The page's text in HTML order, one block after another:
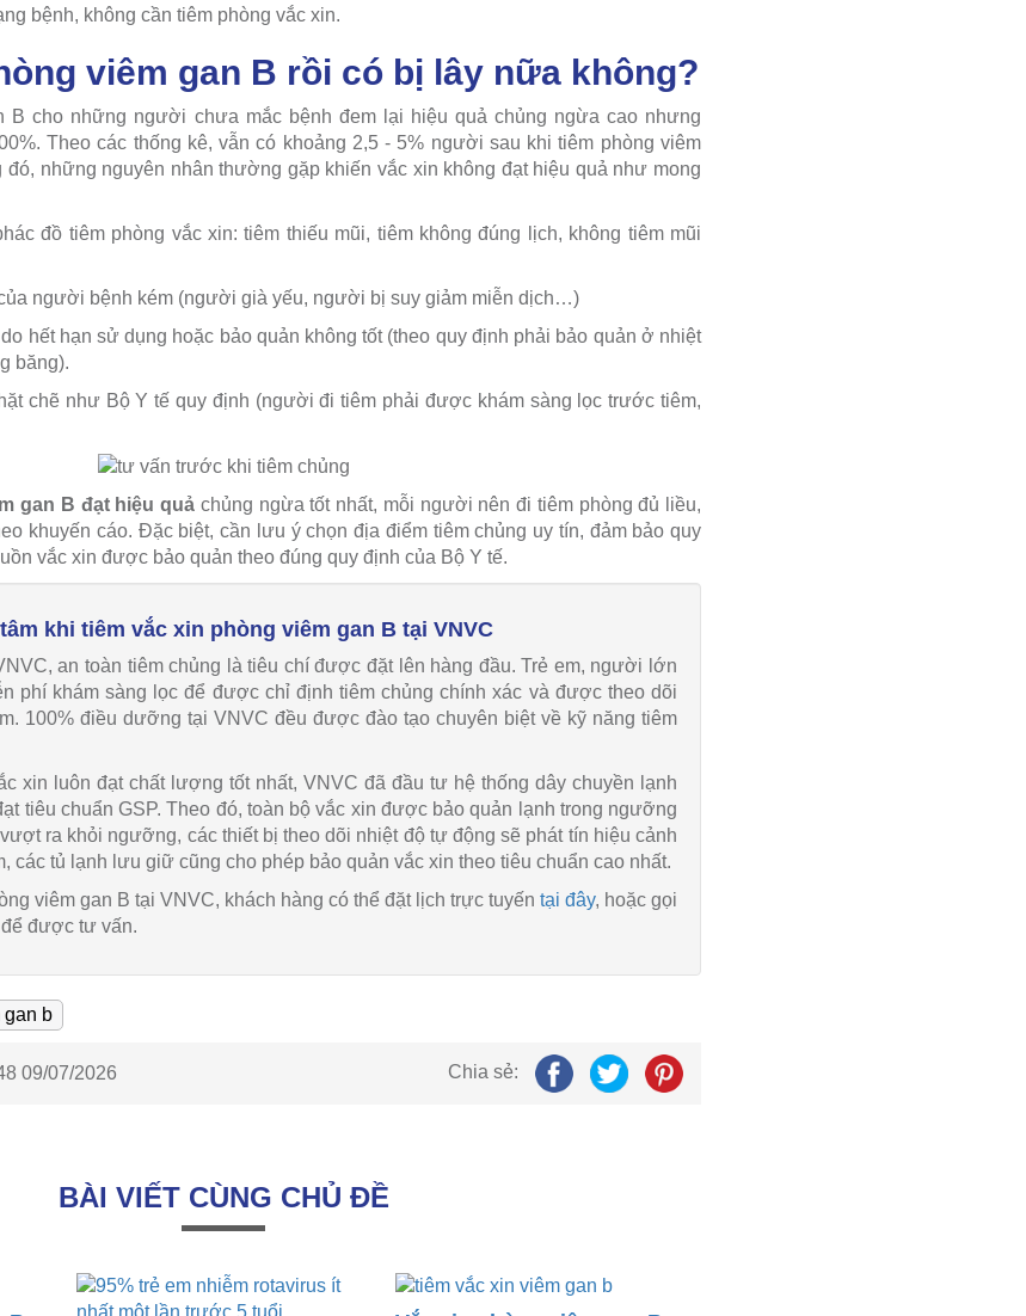
bệnh, không cần tiêm phòng vắc xin.
viêm gan B rồi có bị lây nữa không?
B cho những người chưa mắc bệnh đem lại hiệu quả chủng ngừa cao nhưng
Theo các thống kê, vẫn có khoảng 2,5 - 5% người sau khi tiêm phòng viêm
đó, những nguyên nhân thường gặp khiến vắc xin không đạt hiệu quả như mong
đồ tiêm phòng vắc xin: tiêm thiếu mũi, tiêm không đúng lịch, không tiêm mũi
người bệnh kém (người già yếu, người bị suy giảm miễn dịch…)
hết hạn sử dụng hoặc bảo quản không tốt (theo quy định phải bảo quản ở nhiệt
băng).
chẽ như Bộ Y tế quy định (người đi tiêm phải được khám sàng lọc trước tiêm,
gan B đạt hiệu quả chủng ngừa tốt nhất, mỗi người nên đi tiêm phòng đủ liều,
khuyến cáo. Đặc biệt, cần lưu ý chọn địa điểm tiêm chủng uy tín, đảm bảo quy
vắc xin được bảo quản theo đúng quy định của Bộ Y tế.
khi tiêm vắc xin phòng viêm gan B tại VNVC
an toàn tiêm chủng là tiêu chí được đặt lên hàng đầu. Trẻ em, người lớn
phí khám sàng lọc để được chỉ định tiêm chủng chính xác và được theo dõi
100% điều dưỡng tại VNVC đều được đào tạo chuyên biệt về kỹ năng tiêm
xin luôn đạt chất lượng tốt nhất, VNVC đã đầu tư hệ thống dây chuyền lạnh
tiêu chuẩn GSP. Theo đó, toàn bộ vắc xin được bảo quản lạnh trong ngưỡng
ra khỏi ngưỡng, các thiết bị theo dõi nhiệt độ tự động sẽ phát tín hiệu cảnh
các tủ lạnh lưu giữ cũng cho phép bảo quản vắc xin theo tiêu chuẩn cao nhất.
viêm gan B tại VNVC, khách hàng có thể đặt lịch trực tuyến tại đây, hoặc gọi
được tư vấn.
gan b
09/07/2026 Chia sẻ:
BÀI VIẾT CÙNG CHỦ ĐỀ